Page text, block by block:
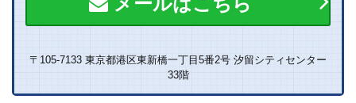
〒105-7133 東京都港区東新橋一丁目5番2号 汐留シティセンター
33階